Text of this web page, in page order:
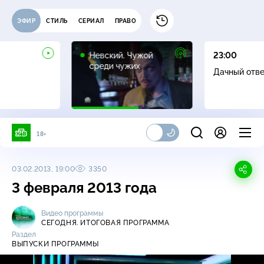
ЭФИР СТИЛЬ СЕРИАЛ ПРАВО
Невский. Чужой
среди чужих
16+
23:00
Дачный
18+
03.02.2013, 19:00 3350
3 февраля 2013 года
Видео программы
СЕГОДНЯ. ИТОГОВАЯ ПРОГРАММА
Раздел
ВЫПУСКИ ПРОГРАММЫ